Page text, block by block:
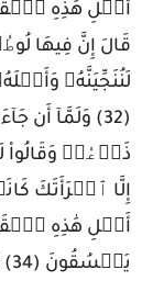
قَالَ إِنَّ فِيهَا
لَنُنَجِّيَنَّهُۥ
(32) وَلَمَّآ
ذَرۡعٗاۖ وَقَالُواْ
أَهۡلِ هَٰذِهِ